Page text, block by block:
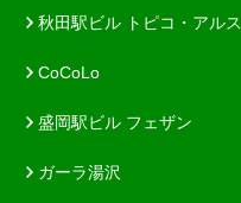
秋田駅ビル トピコ・アルス
CoCoLo
盛岡駅ビル フェザン
ガーラ湯沢